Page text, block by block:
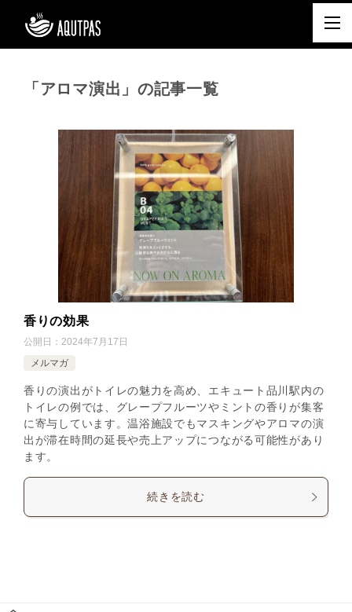
「アロマ演出」の記事一覧
香りの効果
公開日： 2024年7月17日
メルマガ
香りの演出がトイレの魅力を高め、エキュート品川駅内の
トイレの例では、グレープフルーツやミントの香りが集客
に寄与しています。温浴施設でもマスキングやアロマの演
出が滞在時間の延長や売上アップにつながる可能性があり
ます。
続きを読む